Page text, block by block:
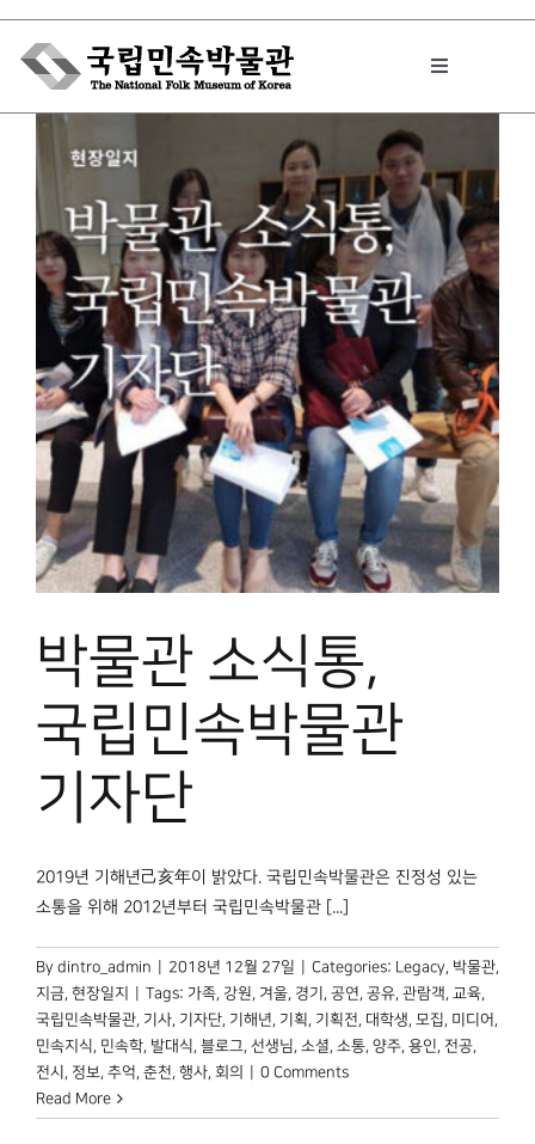
Skip
content
Toggle
박물관에서는
민속이야기
민속 인사이드
원문보기 PDF
박물관 홈페이지
박물관 소식통,
국립민속박물관
기자단
2019년 기해년己亥年이 밝았다. 국립민속박물관은 진정성 있는
소통을 위해 2012년부터 국립민속박물관 [...]
By dintro_admin 2018년 12월 27일 Categories: Legacy, 박물관,
지금, 현장일지 Tags: 가족, 강원, 겨울, 경기 , 공연, 공유, 관람객, 교육,
국립민속박물관, 기사, 기자단, 기해년, 기획, 기획전, 대학생, 모집, 미디어 ,
민속지식, 민속학, 발대식, 블로그, 선생님, 소셜, 소통, 양주, 용인, 전공,
전시 , 정보, 추억, 춘천, 행사, 회의
0 Comments
Read More